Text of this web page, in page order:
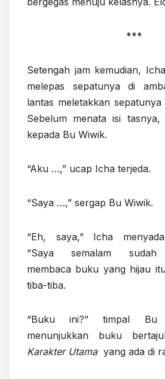
***
Setengah jam kemudian,
melepas sepatunya di
lantas meletakkan
Sebelum menata isi tasnya,
kepada Bu Wiwik.
“Aku …,” ucap Icha terjeda.
“Saya …,” sergap Bu Wiwik.
“Eh, saya,” Icha
“Saya semalam sudah
membaca buku yang hijau
tiba-tiba.
“Buku ini?” timpal Bu
menunjukkan buku
Karakter Utamayang ada di